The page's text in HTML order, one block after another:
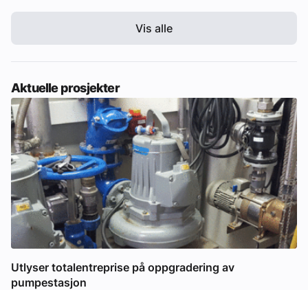
Vis alle
Aktuelle prosjekter
Utlyser totalentreprise på oppgradering av
pumpestasjon